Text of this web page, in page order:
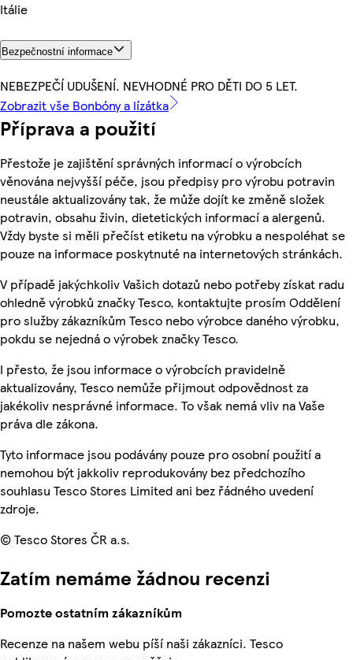
Itálie
Bezpečnostní informace
NEBEZPEČÍ UDUŠENÍ. NEVHODNÉ PRO DĚTI DO 5 LET.
Zobrazit vše Bonbóny a lízátka
Příprava a použití
Přestože je zajištění správných informací o výrobcích
věnována nejvyšší péče, jsou předpisy pro výrobu potravin
neustále aktualizovány tak, že může dojít ke změně složek
potravin, obsahu živin, dietetických informací a alergenů.
Vždy byste si měli přečíst etiketu na výrobku a nespoléhat se
pouze na informace poskytnuté na internetových stránkách.
V případě jakýchkoliv Vašich dotazů nebo potřeby získat radu
ohledně výrobků značky Tesco, kontaktujte prosím Oddělení
pro služby zákazníkům Tesco nebo výrobce daného výrobku,
pokdu se nejedná o výrobek značky Tesco.
I přesto, že jsou informace o výrobcích pravidelně
aktualizovány, Tesco nemůže přijmout odpovědnost za
jakékoliv nesprávné informace. To však nemá vliv na Vaše
práva dle zákona.
Tyto informace jsou podávány pouze pro osobní použití a
nemohou být jakkoliv reprodukovány bez předchozího
souhlasu Tesco Stores Limited ani bez řádného uvedení
zdroje.
© Tesco Stores ČR a.s.
Zatím nemáme žádnou recenzi
Pomozte ostatním zákazníkům
Recenze na našem webu píší naši zákazníci. Tesco